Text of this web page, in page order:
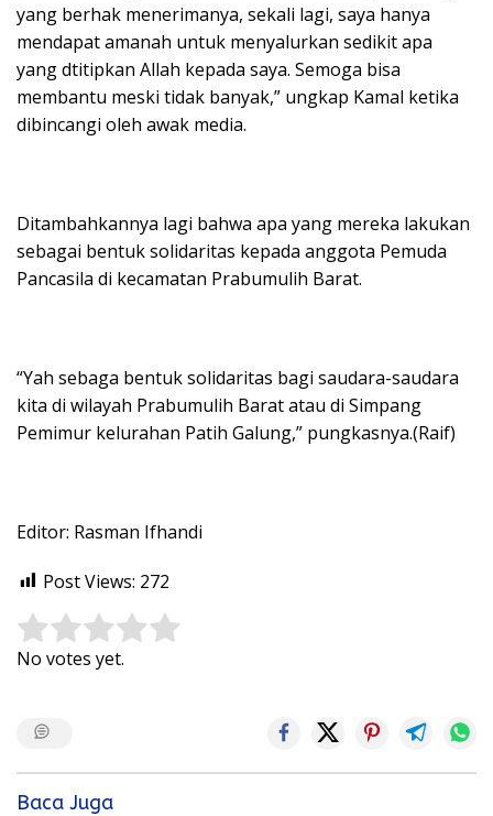
yang berhak menerimanya, sekali lagi, saya hanya
mendapat amanah untuk menyalurkan sedikit apa
yang dtitipkan Allah kepada saya. Semoga bisa
membantu meski tidak banyak,” ungkap Kamal ketika
dibincangi oleh awak media.
Ditambahkannya lagi bahwa apa yang mereka lakukan
sebagai bentuk solidaritas kepada anggota Pemuda
Pancasila di kecamatan Prabumulih Barat.
“Yah sebaga bentuk solidaritas bagi saudara-saudara
kita di wilayah Prabumulih Barat atau di Simpang
Pemimur kelurahan Patih Galung,” pungkasnya.(Raif)
Editor: Rasman Ifhandi
Post Views: 272
Rate this item:
No votes yet.
Baca Juga